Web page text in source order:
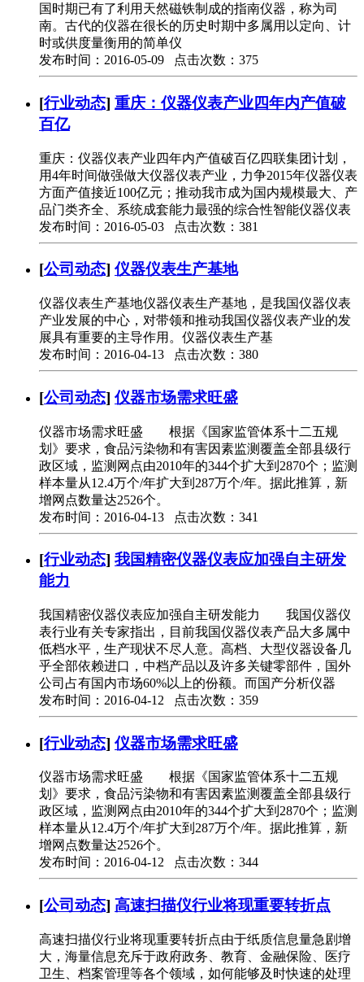
国时期已有了利用天然磁铁制成的指南仪器，称为司
南。古代的仪器在很长的历史时期中多属用以定向、计
时或供度量衡用的简单仪
发布时间：2016-05-09 点击次数：375
[行业动态] 重庆：仪器仪表产业四年内产值破
百亿
重庆：仪器仪表产业四年内产值破百亿四联集团计划，
用4年时间做强做大仪器仪表产业，力争2015年仪器仪表
方面产值接近100亿元；推动我市成为国内规模最大、产
品门类齐全、系统成套能力最强的综合性智能仪器仪表
发布时间：2016-05-03 点击次数：381
[公司动态] 仪器仪表生产基地
仪器仪表生产基地仪器仪表生产基地，是我国仪器仪表
产业发展的中心，对带领和推动我国仪器仪表产业的发
展具有重要的主导作用。仪器仪表生产基
发布时间：2016-04-13 点击次数：380
[公司动态] 仪器市场需求旺盛
仪器市场需求旺盛 根据《国家监管体系十二五规
划》要求，食品污染物和有害因素监测覆盖全部县级行
政区域，监测网点由2010年的344个扩大到2870个；监测
样本量从12.4万个/年扩大到287万个/年。据此推算，新
增网点数量达2526个。
发布时间：2016-04-13 点击次数：341
[行业动态] 我国精密仪器仪表应加强自主研发
能力
我国精密仪器仪表应加强自主研发能力 我国仪器仪
表行业有关专家指出，目前我国仪器仪表产品大多属中
低档水平，生产现状不尽人意。高档、大型仪器设备几
乎全部依赖进口，中档产品以及许多关键零部件，国外
公司占有国内市场60%以上的份额。而国产分析仪器
发布时间：2016-04-12 点击次数：359
[行业动态] 仪器市场需求旺盛
仪器市场需求旺盛 根据《国家监管体系十二五规
划》要求，食品污染物和有害因素监测覆盖全部县级行
政区域，监测网点由2010年的344个扩大到2870个；监测
样本量从12.4万个/年扩大到287万个/年。据此推算，新
增网点数量达2526个。
发布时间：2016-04-12 点击次数：344
[公司动态] 高速扫描仪行业将现重要转折点
高速扫描仪行业将现重要转折点由于纸质信息量急剧增
大，海量信息充斥于政府政务、教育、金融保险、医疗
卫生、档案管理等各个领域，如何能够及时快速的处理